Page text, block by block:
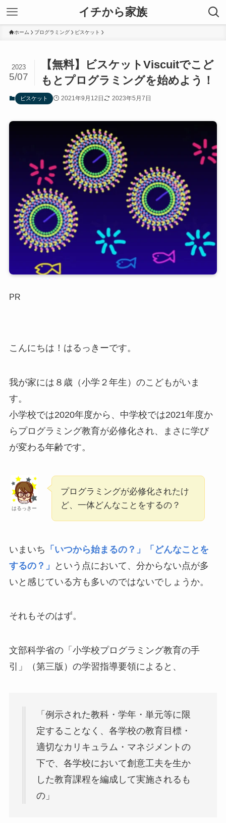
イチから家族
ホーム プログラミング ビスケット
【無料】ビスケットViscuitでこど
もとプログラミングを始めよう！
2023
5/07
ビスケット 2021年9月12日 2023年5月7日
PR
こんにちは！はるっきーです。
我が家には８歳（小学２年生）のこどもがいま
す。
小学校では2020年度から、中学校では2021年度か
らプログラミング教育が必修化され、まさに学び
が変わる年齢です。
はるっきー
プログラミングが必修化されたけ
ど、一体どんなことをするの？
いまいち 「いつから始まるの？」「どんなことを
するの？」
という点において、分からない点が多
いと感じている方も多いのではないでしょうか。
それもそのはず。
文部科学省の「小学校プログラミング教育の手
引」（第三版）の学習指導要領によると、
「例示された教科・学年・単元等に限
定することなく、各学校の教育目標・
適切なカリキュラム・マネジメントの
下で、各学校において創意工夫を生か
した教育課程を編成して実施されるも
の」